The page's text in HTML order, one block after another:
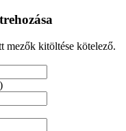
mezők kitöltése kötelező.